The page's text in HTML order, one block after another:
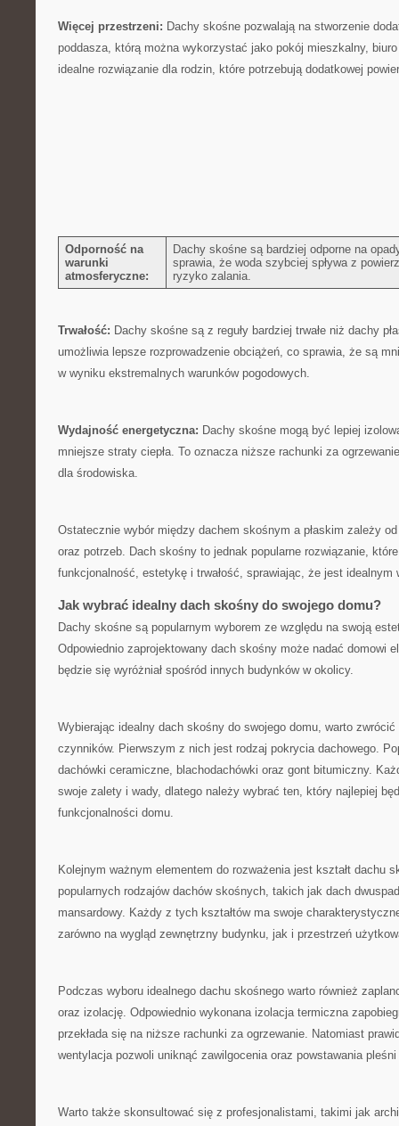
Więcej‌ przestrzeni: Dachy skośne pozwalają na stworzenie
poddasza, którą można wykorzystać ⁣jako pokój mieszkalny,
idealne⁤ rozwiązanie‍ dla⁣ rodzin, które potrzebują dodatkowej
Odporność na⁤
warunki‍
atmosferyczne:
Dachy skośne ⁤są bardziej odporne na
sprawia, że woda szybciej spływa z
ryzyko zalania.
Trwałość: Dachy skośne są z reguły bardziej trwałe niż dachy
umożliwia lepsze rozprowadzenie obciążeń, ⁢co sprawia, że są
w wyniku ekstremalnych ‍warunków pogodowych.
Wydajność energetyczna: Dachy skośne mogą być lepiej
mniejsze straty ciepła. To oznacza niższe rachunki za
dla środowiska.
Ostatecznie wybór między dachem skośnym a ​płaskim zależy
oraz potrzeb. Dach skośny⁢ to jednak popularne rozwiązanie,
funkcjonalność, estetykę i trwałość, sprawiając, że jest idealnym
Jak wybrać idealny⁤ dach skośny do swojego domu?
Dachy skośne są popularnym wyborem ze względu na swoją
Odpowiednio zaprojektowany⁢ dach skośny może nadać domowi
będzie się wyróżniał spośród innych budynków w okolicy.
Wybierając idealny dach‍ skośny do swojego domu, warto⁤
czynników. ​Pierwszym z nich ‌jest rodzaj pokrycia dachowego.
dachówki ceramiczne, blachodachówki oraz gont bitumiczny.
swoje zalety i wady, ​dlatego należy wybrać‌ ten,⁣ który najlepiej
funkcjonalności​ domu.
Kolejnym ważnym elementem do‍ rozważenia jest kształt dachu
popularnych⁤ rodzajów dachów skośnych, takich jak dach
mansardowy. ⁢Każdy z tych kształtów ma swoje
zarówno na wygląd zewnętrzny budynku,‌ jak i przestrzeń
Podczas ⁤wyboru idealnego dachu skośnego warto również
oraz izolację. Odpowiednio wykonana‌ izolacja termiczna
przekłada się ⁤na niższe rachunki za ogrzewanie. Natomiast
wentylacja pozwoli uniknąć zawilgocenia oraz powstawania
Warto także‌ skonsultować się‌ z‍ profesjonalistami, takimi jak